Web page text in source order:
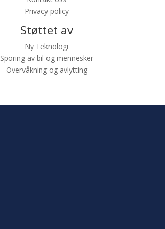
Privacy policy
Støttet av
Ny Teknologi
Sporing av bil og mennesker
Overvåkning og avlytting